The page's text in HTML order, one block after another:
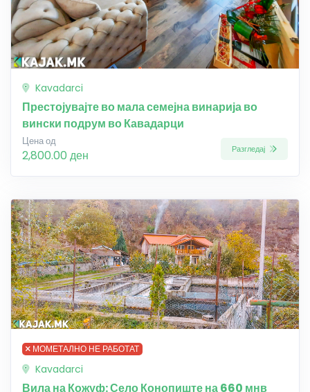
Kavadarci
Престојувајте во мала семејна винарија во
вински подрум во Кавадарци
Цена од
2,800.00 ден Разгледај
МОМЕТАЛНО НЕ РАБОТАТ
Kavadarci
Вила на Кожуф: Село Конопиште на 660 мнв